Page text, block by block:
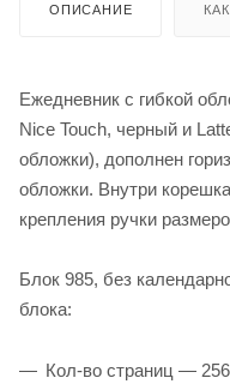
ОПИСАНИЕ
Ежедневник с гибкой
Nice Touch, черный и
обложки), дополнен
обложки. Внутри
крепления ручки
Блок 985, без
блока:
Кол-во страниц —